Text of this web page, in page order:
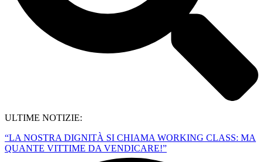
ULTIME NOTIZIE:
“LA NOSTRA DIGNITÀ SI CHIAMA WORKING CLASS: MA
QUANTE VITTIME DA VENDICARE!”